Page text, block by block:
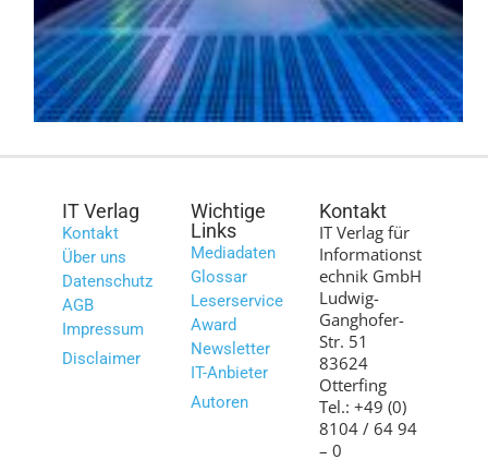
IT Verlag
Kontakt
Über uns
Datenschutz
AGB
Impressum
Disclaimer
Wichtige
Links
Mediadaten
Glossar
Leserservice
Award
Newsletter
IT-Anbieter
Autoren
Kontakt
IT Verlag für
Informationst
echnik GmbH
Ludwig-
Ganghofer-
Str. 51
83624
Otterfing
Tel.: +49 (0)
8104 / 64 94
– 0